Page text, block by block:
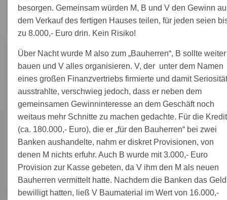
besorgen. Gemeinsam würden M, B und V den Gewinn
dem Verkauf des fertigen Hauses teilen, für jeden seien
zu 8.000,- Euro drin. Kein Risiko!
Über Nacht wurde M also zum „Bauherren“, B sollte weiter
bauen und V alles organisieren. V, der unter dem Namen
eines großen Finanzvertriebs firmierte und damit
ausstrahlte, verschwieg jedoch, dass er neben dem
gemeinsamen Gewinninteresse an dem Geschäft noch
weitaus mehr Schnitte zu machen gedachte. Für die
(ca. 180.000,- Euro), die er „für den Bauherren“ bei zwei
Banken aushandelte, nahm er diskret Provisionen, von
denen M nichts erfuhr. Auch B wurde mit 3.000,- Euro
Provision zur Kasse gebeten, da V ihm den M als neuen
Bauherren vermittelt hatte. Nachdem die Banken das Geld
bewilligt hatten, ließ V Baumaterial im Wert von 16.000,-